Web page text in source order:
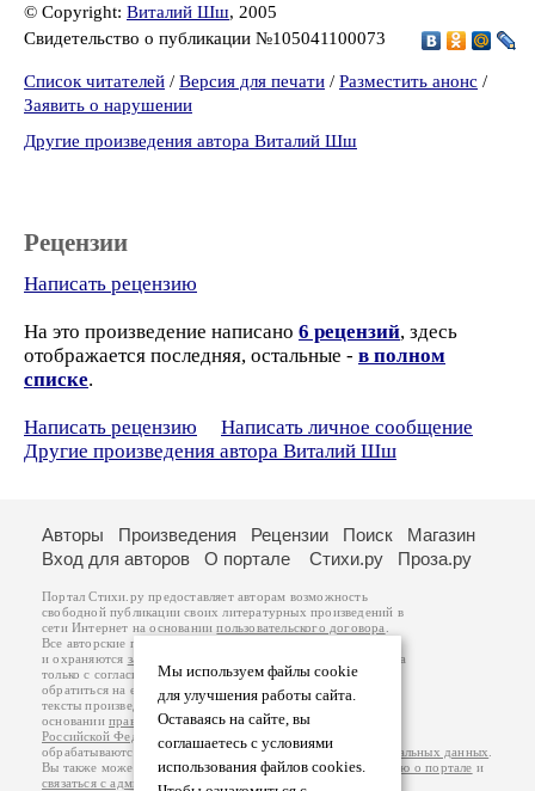
© Copyright: Виталий Шш, 2005
Свидетельство о публикации №105041100073
Список читателей / Версия для печати / Разместить анонс /
Заявить о нарушении
Другие произведения автора Виталий Шш
Рецензии
Написать рецензию
На это произведение написано 6 рецензий, здесь
отображается последняя, остальные - в полном
списке.
Написать рецензию
Написать личное сообщение
Другие произведения автора Виталий Шш
Мы используем файлы cookie
для улучшения работы сайта.
Оставаясь на сайте, вы
соглашаетесь с условиями
использования файлов cookies.
Авторы Произведения Рецензии Поиск
Магазин
Вход для авторов
О портале Стихи.ру Проза.ру
Портал Стихи.ру предоставляет авторам возможность
свободной публикации своих литературных произведений в
сети Интернет на основаниипользовательского договора
Все авторские права на произведения принадлежат авторам
и охраняются законом
. Перепечатка произведений возможна
только с согласия его автора, к которому вы можете
обратиться на его авторской странице. Ответственность за
тексты произведений авторы несут самостоятельно на
основанииправил публикацииизаконодательства
Российской Федерации
обрабатываются на основанииПолитики обработки персональных данных
Вы также можете посмотреть более подробнуюинформацию о портале и
связаться с администрацией